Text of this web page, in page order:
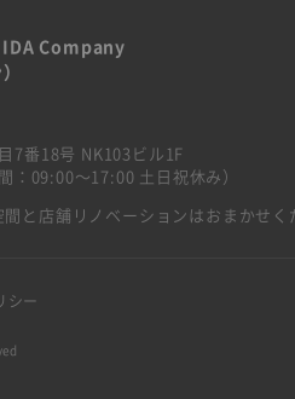
IDA Company
7番18号 NK103ビル1F
：09:00〜17:00 土日祝休み）
と店舗リノベーションはおまかせく
シー